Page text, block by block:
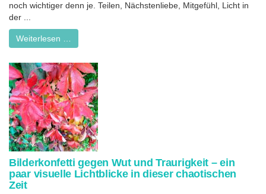
noch wichtiger denn je. Teilen, Nächstenliebe, Mitgefühl, Licht in
der ...
Weiterlesen …
Bilderkonfetti gegen Wut und Traurigkeit – ein
paar visuelle Lichtblicke in dieser chaotischen
Zeit